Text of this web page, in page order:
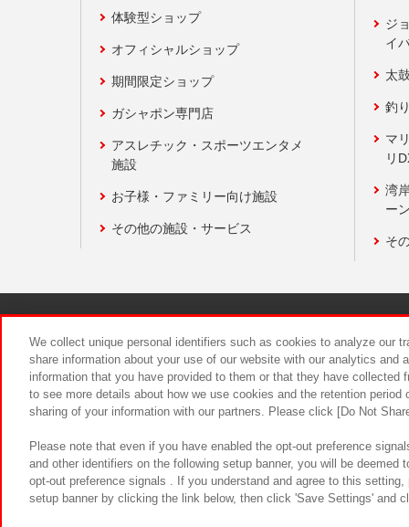
体験型ショップ
オフィシャルショップ
期間限定ショップ
ガシャポン専門店
アスレチック・スポーツエンタメ
施設
お子様・ファミリー向け施設
その他の施設・サービス
ジ
イ
太
釣
マ
リ
湾
ー
そ
食品のご
We collect unique personal identifiers such as cookies to analyze our
share information about your use of our website with our analytics and
information that you have provided to them or that they have
to see more details about how we use cookies and the retention
sharing of your information with our partners. Please click [Do Not
Please note that even if you have enabled the opt-out preference
and other identifiers on the following setup banner, you will be
opt-out preference signals . If you understand and agree to this
setup banner by clicking the link below, then click 'Save Settings' and